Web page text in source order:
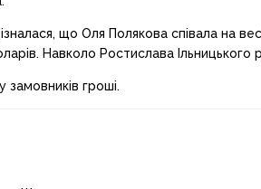
що Оля Полякова співала на
Навколо Ростислава Ільницького
гроші.